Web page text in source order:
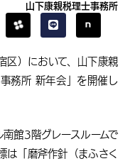
山下康親税理士事務所
区）において、山下康親
務所 新年会」を開催し
館3階グレースルームで
は「磨斧作針（まふさく